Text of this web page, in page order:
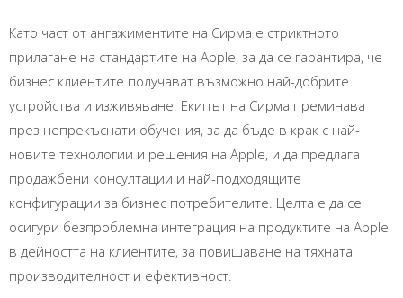
Като част от ангажиментите на Сирма е стриктното
прилагане на стандартите на Apple, за да се гарантира, че
бизнес клиентите получават възможно най-добрите
устройства и изживяване. Екипът на Сирма преминава
през непрекъснати обучения, за да бъде в крак с най-
новите технологии и решения на Apple, и да предлага
продажбени консултации и най-подходящите
конфигурации за бизнес потребителите. Целта e да се
осигури безпроблемна интеграция на продуктите на Apple
в дейността на клиентите, за повишаване на тяхната
производителност и ефективност.